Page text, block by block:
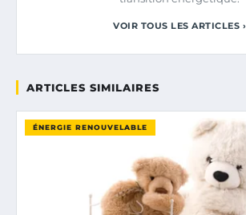
VOIR TOUS LES ARTICLES ›
ARTICLES SIMILAIRES
ÉNERGIE RENOUVELABLE